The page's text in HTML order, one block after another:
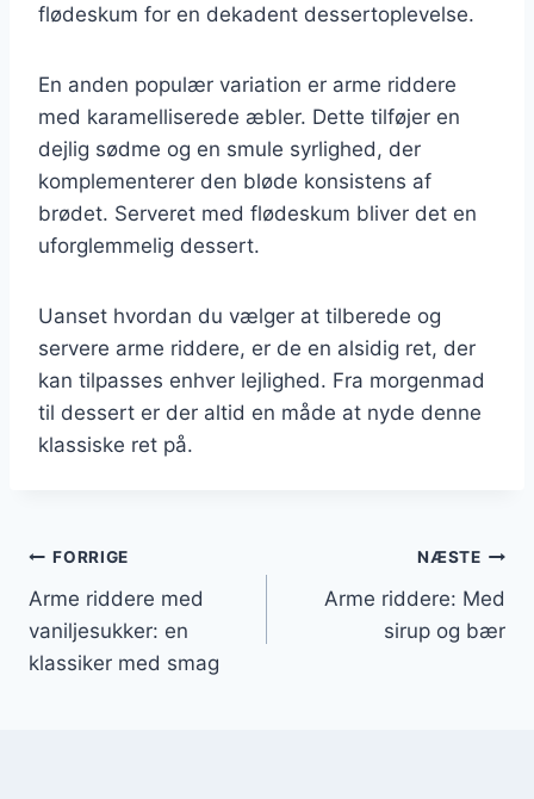
flødeskum for en dekadent dessertoplevelse.
En anden populær variation er arme riddere
med karamelliserede æbler. Dette tilføjer en
dejlig sødme og en smule syrlighed, der
komplementerer den bløde konsistens af
brødet. Serveret med flødeskum bliver det en
uforglemmelig dessert.
Uanset hvordan du vælger at tilberede og
servere arme riddere, er de en alsidig ret, der
kan tilpasses enhver lejlighed. Fra morgenmad
til dessert er der altid en måde at nyde denne
klassiske ret på.
Indlægsnavigation
FORRIGE
Arme riddere med
vaniljesukker: en
klassiker med smag
NÆSTE
Arme riddere: Med
sirup og bær